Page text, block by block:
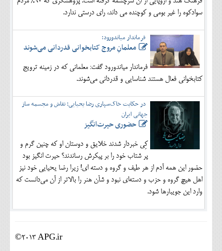
سوادکوه را غیر بومی و کوچنده می داند، رای درستی ندارد.
فرماندار میاندورود:
معلمانِ مروج کتابخوانی قدردانی می‌شوند
فرماندار میاندورود گفت: معلمانی که در زمینه ترویج
کتابخوانی فعال هستند شناسایی و قدردانی می‌شوند.
در حکایت خاک‌سپاری رضا یحیایی؛ نقاش و مجسمه ساز
جهانی ایران
حضوری حیرت‌انگیز
کِی خبردار شدند خلایق و دوستان او که چنین گرم و
پر شتاب خود را بر پیکرش رساندند؟ حیرت انگیز بود
حضور این همه آدم از هر طیف و گروه و دسته ای! زیرا رضا یحیایی خود نیز
اهل هیچ گروه و حزب و دسته‌ای نبود و شأن هنر را بالاتر از آن می‌دانست که
وارد این جویبارها شود.
©2013 APG.ir